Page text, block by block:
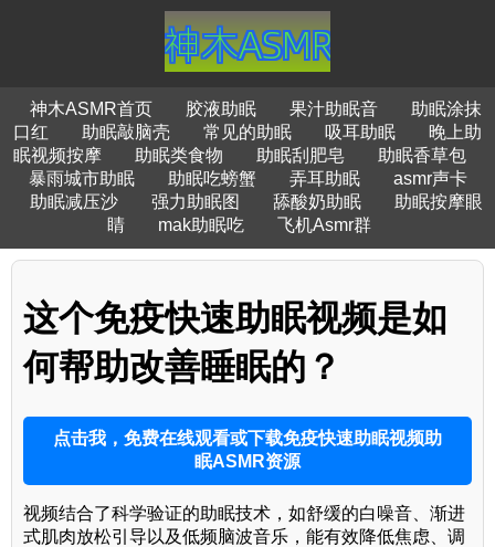
神木ASMR首页 胶液助眠 果汁助眠音
助眠涂抹
口红
助眠敲脑壳 常见的助眠 吸耳助眠
晚上助
眠视频按摩
助眠类食物 助眠刮肥皂
助眠香草包
暴雨城市助眠
助眠吃螃蟹 弄耳助眠
asmr声卡
助眠减压沙
强力助眠图 舔酸奶助眠
助眠按摩眼
睛
mak助眠吃 飞机Asmr群
这个免疫快速助眠视频是如
何帮助改善睡眠的？
点击我，免费在线观看或下载免疫快速助眠视频助
眠ASMR资源
视频结合了科学验证的助眠技术，如舒缓的白噪音、渐进
式肌肉放松引导以及低频脑波音乐，能有效降低焦虑、调